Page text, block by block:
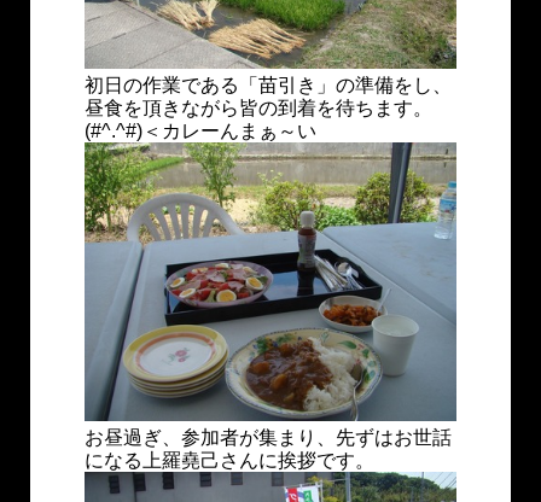
初日の作業である「苗引き」の準備をし、
昼食を頂きながら皆の到着を待ちます。
(#^.^#)＜カレーんまぁ～い
お昼過ぎ、参加者が集まり、先ずはお世話
になる上羅堯己さんに挨拶です。